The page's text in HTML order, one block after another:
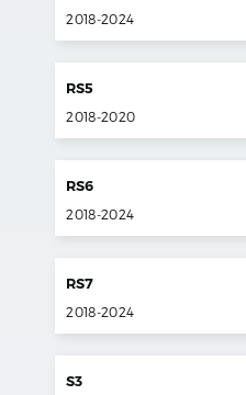
2018-2024
RS5
2018-2020
RS6
2018-2024
RS7
2018-2024
S3